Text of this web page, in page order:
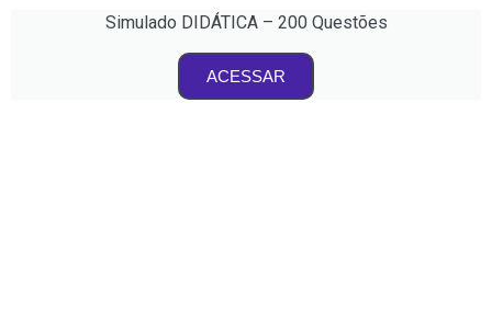
Simulado DIDÁTICA – 200 Questões
ACESSAR